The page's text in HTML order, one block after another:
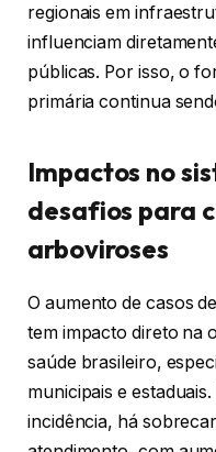
regionais em
influenciam
públicas. Por isso, o
primária continua
Impactos no
desafios para
arboviroses
O aumento de casos
tem impacto direto na
saúde brasileiro,
municipais e
incidência, há